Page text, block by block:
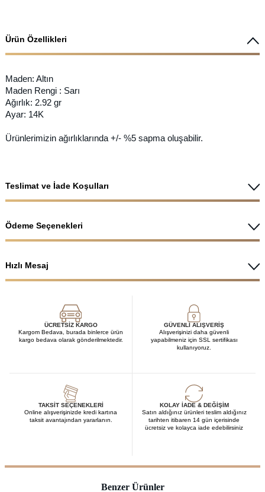
Ürün Özellikleri
Maden: Altın
Maden Rengi : Sarı
Ağırlık: 2.92 gr
Ayar: 14K
Ürünlerimizin ağırlıklarında +/- %5 sapma oluşabilir.
Teslimat ve İade Koşulları
Ödeme Seçenekleri
Hızlı Mesaj
ÜCRETSIZ KARGO
Kargom Bedava, burada binlerce ürün
kargo bedava olarak gönderilmektedir.
GÜVENLI ALIŞVERIŞ
Alışverişinizi daha güvenli
yapabilmeniz için SSL sertifikası
kullanıyoruz.
TAKSIT SEÇENEKLERI
Online alışverişinizde kredi kartına
taksit avantajından yararlanın.
KOLAY İADE & DEĞIŞIM
Satın aldığınız ürünleri teslim aldığınız
tarihten itibaren 14 gün içerisinde
ücretsiz ve kolayca iade edebilirsiniz
Benzer Ürünler